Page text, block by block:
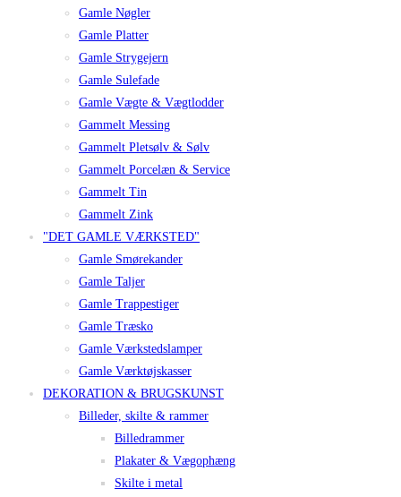
Gamle Nøgler
Gamle Platter
Gamle Strygejern
Gamle Sulefade
Gamle Vægte & Vægtlodder
Gammelt Messing
Gammelt Pletsølv & Sølv
Gammelt Porcelæn & Service
Gammelt Tin
Gammelt Zink
"DET GAMLE VÆRKSTED"
Gamle Smørekander
Gamle Taljer
Gamle Trappestiger
Gamle Træsko
Gamle Værkstedslamper
Gamle Værktøjskasser
DEKORATION & BRUGSKUNST
Billeder, skilte & rammer
Billedrammer
Plakater & Vægophæng
Skilte i metal